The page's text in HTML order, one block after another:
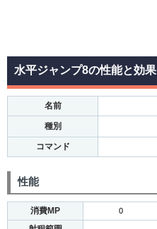
水平ジャンプ8の性能と効果
名前
種別
コマンド
性能
消費MP 0